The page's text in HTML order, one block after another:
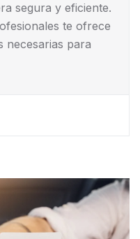
segura y eficiente.
te ofrece
necesarias para